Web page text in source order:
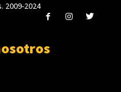
2009-2024